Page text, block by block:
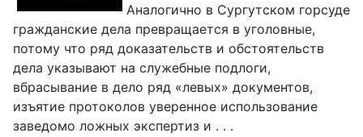
Аналогично в Сургутском горсуде
гражданские дела превращается в уголовные,
потому что ряд доказательств и обстоятельств
дела указывают на служебные подлоги,
вбрасывание в дело ряд «левых» документов,
изъятие протоколов уверенное использование
заведомо ложных экспертиз и . . .